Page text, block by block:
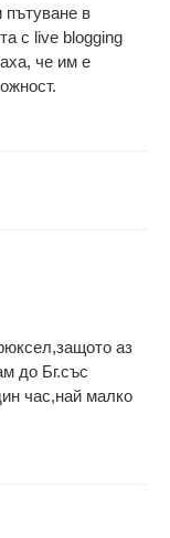
пътуване в
с live blogging
че им е
аз
до Бг.със
час,най малко